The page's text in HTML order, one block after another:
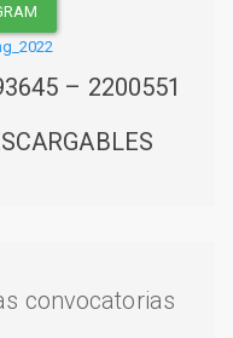
– 2200551
convocatorias